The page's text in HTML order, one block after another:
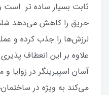
ثابت بسیار ساده تر است
حریق را کاهش می‌دهد
لرزش‌ها را جذب کرده و
علاوه بر این انعطاف
آسان اسپیرینگر در زوایا
می‌کند به ویژه در